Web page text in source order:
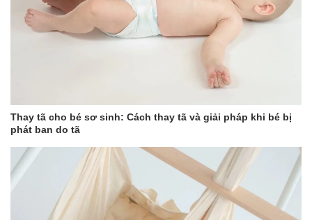
Đặt bé nằm trên gối với phần đầu cao hơn phần
Kiểm tra tư thế nằm của bé để đảm bảo bé thoải mái
Luôn giám sát bé khi sử dụng gối, đặc biệt là trong
những lần đầu tiên để đảm bảo bé quen với tư thế
mới.
Thay tã cho bé sơ sinh: Cách thay tã và giải pháp khi bé bị
phát ban do tã